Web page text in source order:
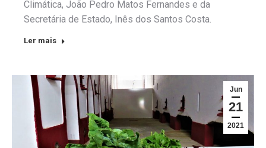
Climática, João Pedro Matos Fernandes e da
Secretária de Estado, Inês dos Santos Costa.
Ler mais
Jun
21
2021